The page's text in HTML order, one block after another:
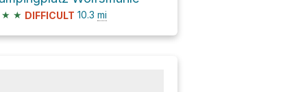
★ ★ DIFFICULT 10.3 mi